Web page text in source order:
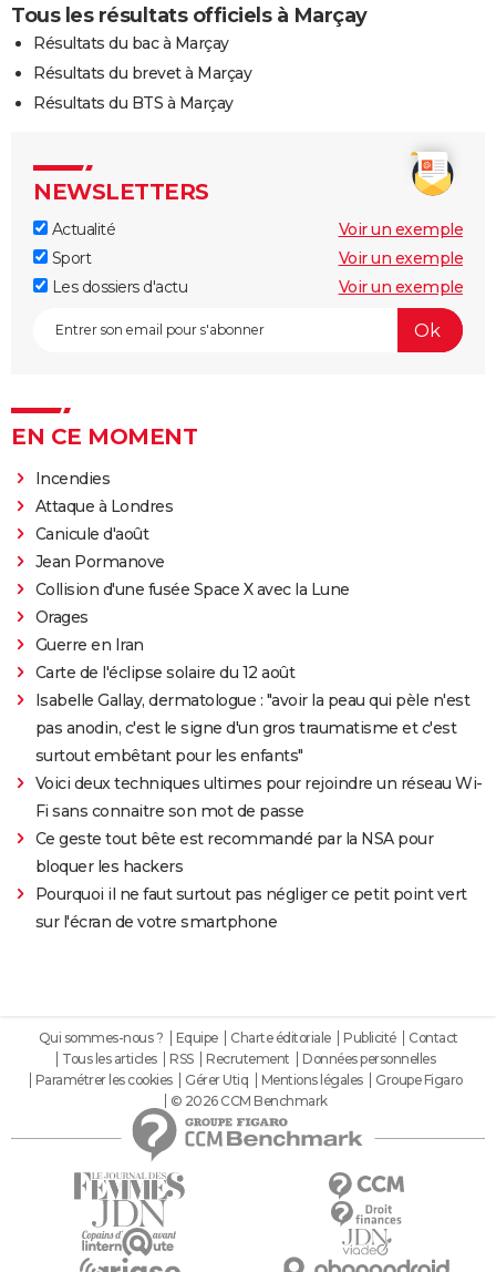
Tous les résultats officiels à Marçay
Résultats du bac à Marçay
Résultats du brevet à Marçay
Résultats du BTS à Marçay
NEWSLETTERS
Actualité
Voir un exemple
Sport
Voir un exemple
Les dossiers d'actu
Voir un exemple
EN CE MOMENT
Incendies
Attaque à Londres
Canicule d'août
Jean Pormanove
Collision d'une fusée Space X avec la Lune
Orages
Guerre en Iran
Carte de l'éclipse solaire du 12 août
Isabelle Gallay, dermatologue : "avoir la peau qui pèle n'est
pas anodin, c'est le signe d'un gros traumatisme et c'est
surtout embêtant pour les enfants"
Voici deux techniques ultimes pour rejoindre un réseau Wi-
Fi sans connaitre son mot de passe
Ce geste tout bête est recommandé par la NSA pour
bloquer les hackers
Pourquoi il ne faut surtout pas négliger ce petit point vert
sur l'écran de votre smartphone
Qui sommes-nous ? Equipe Charte éditoriale Publicité
Contact
Tous les articles
RSS Recrutement
Données personnelles
Paramétrer les cookies
Gérer Utiq Mentions légales
Groupe Figaro
© 2026 CCM Benchmark